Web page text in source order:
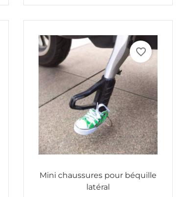
favorite_border
Mini chaussures pour béquille
latéral